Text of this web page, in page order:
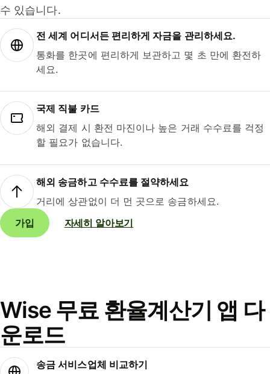
수 있습니다.
전 세계 어디서든 편리하게 자금을 관리하세요.
통화를 한곳에 편리하게 보관하고 몇 초 만에 환전하
세요.
국제 직불 카드
해외 결제 시 환전 마진이나 높은 거래 수수료를 걱정
할 필요가 없습니다.
해외 송금하고 수수료를 절약하세요
거리에 상관없이 더 먼 곳으로 송금하세요.
가입
자세히 알아보기
Wise 무료 환율계산기 앱 다
운로드
송금 서비스업체 비교하기